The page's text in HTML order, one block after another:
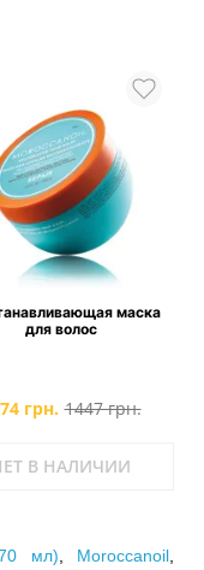
маска
для волос
грн. 1447 грн.
В НАЛИЧИИ
мл) Moroccanoil